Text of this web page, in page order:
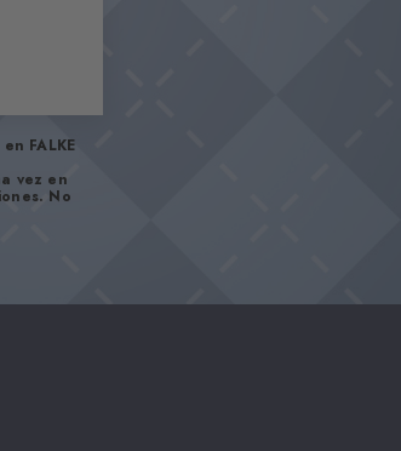
FALKE
vez en
No